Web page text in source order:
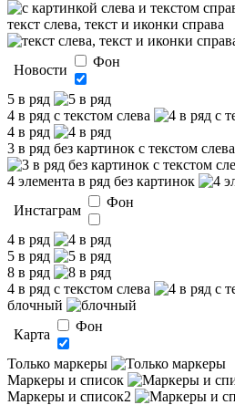
текст слева, текст и иконки справа
Новости
Фон
5 в ряд
4 в ряд с текстом слева
4 в ряд
3 в ряд без картинок с текстом слева
4 элемента в ряд без картинок
Инстаграм
Фон
4 в ряд
5 в ряд
8 в ряд
4 в ряд с текстом слева
блочный
Карта
Фон
Только маркеры
Маркеры и список
Маркеры и список2